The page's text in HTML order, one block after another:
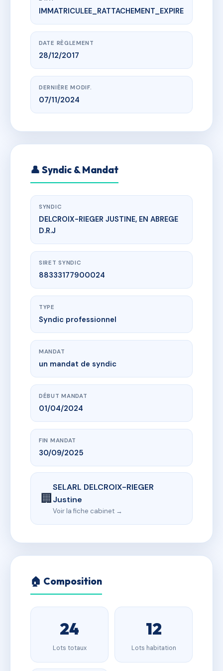
www.vme.plus/AI3370301
LE PRIEURE
20 place sainte croix, 43380 Lavoûte-Chilhac
IMMATRICULEE_RATTACHEMENT_EXPIRE
DATE RÈGLEMENT
28/12/2017
DERNIÈRE MODIF.
07/11/2024
👤 Syndic & Mandat
SYNDIC
DELCROIX-RIEGER JUSTINE, EN ABREGE
D.R.J
SIRET SYNDIC
88333177900024
TYPE
Syndic professionnel
MANDAT
un mandat de syndic
DÉBUT MANDAT
01/04/2024
FIN MANDAT
30/09/2025
🏢
SELARL DELCROIX-RIEGER
Justine
Voir la fiche cabinet →
🏠 Composition
24
Lots totaux
12
Lots habitation